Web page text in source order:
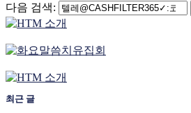
다음 검색:
최근 글